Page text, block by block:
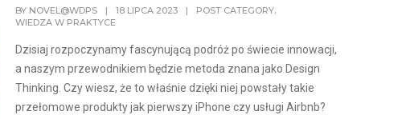
BY NOVEL@WDPS | 18 LIPCA 2023 | POST CATEGORY,
WIEDZA W PRAKTYCE
Dzisiaj rozpoczynamy fascynującą podróż po świecie innowacji,
a naszym przewodnikiem będzie metoda znana jako Design
Thinking. Czy wiesz, że to właśnie dzięki niej powstały takie
przełomowe produkty jak pierwszy iPhone czy usługi Airbnb?